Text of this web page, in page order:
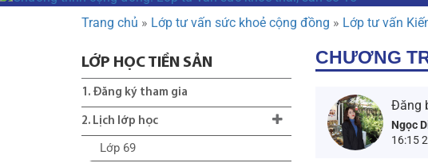
Trang chủ » Lớp tư vấn sức khoẻ cộng đồng » Lớp tư vấn
LỚP HỌC TIỀN SẢN
1. Đăng ký tham gia
2. Lịch lớp học
Lớp 69
CHƯƠNG
Đăng
Ngọc
16:15